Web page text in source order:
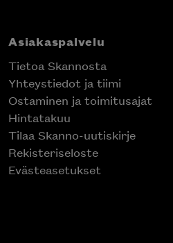
Asiakaspalvelu
Tietoa Skannosta
Yhteystiedot ja tiimi
Ostaminen ja toimitusajat
Hintatakuu
Tilaa Skanno-uutiskirje
Rekisteriseloste
Evästeasetukset